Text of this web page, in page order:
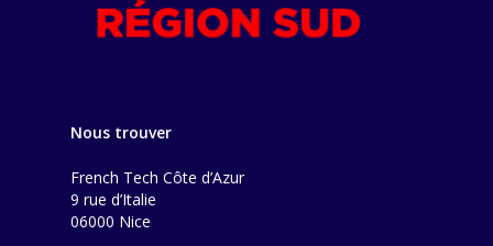
Nous trouver
French Tech Côte d’Azur
9 rue d’Italie
06000 Nice